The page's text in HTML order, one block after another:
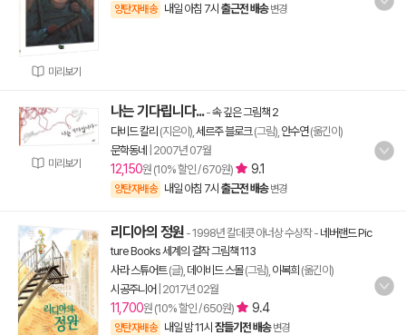
미리보기
양탄자배송 내일 아침 7시 출근전 배송 변경
미리보기
나는 기다립니다...-속 깊은 그림책 2
다비드 칼리 (지은이), 세르주 블로크(그림), 안수연(옮긴이)
문학동네
2007년 07월
12,150원 (10% 할인 / 670원) 9.1
양탄자배송 내일 아침 7시 출근전 배송 변경
리디아의 정원 - 1998년 칼데콧 아너상 수상작- 네버랜드 Pic
ture Books 세계의 걸작 그림책 113
사라 스튜어트(글), 데이비드 스몰(그림), 이복희 (옮긴이)
시공주니어 2017년 02월
11,700원 (10% 할인 / 650원) 9.4
양탄자배송 내일 밤 11시 잠들기전 배송 변경